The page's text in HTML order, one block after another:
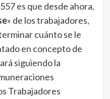
es que desde ahora,
» de los trabajadores,
cuánto se le
en concepto de
siguiendo la
Trabajadores